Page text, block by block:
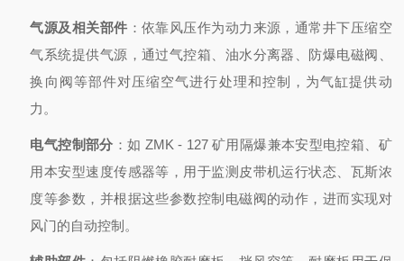
气源及相关部件 ：依靠风压作为动力来源，通常井下压缩空
气系统提供气源，通过气控箱、油水分离器、防爆电磁阀、
换向阀等部件对压缩空气进行处理和控制，为气缸提供动
力。
电气控制部分 ：如 ZMK - 127 矿用隔爆兼本安型电控箱、矿
用本安型速度传感器等，用于监测皮带机运行状态、瓦斯浓
度等参数，并根据这些参数控制电磁阀的动作，进而实现对
风门的自动控制。